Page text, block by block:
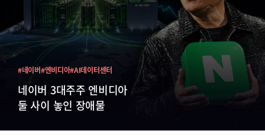
네이버 3대주주 엔비디아
둘 사이 놓인 장애물
#네이버#엔비디아#AI데이터센터